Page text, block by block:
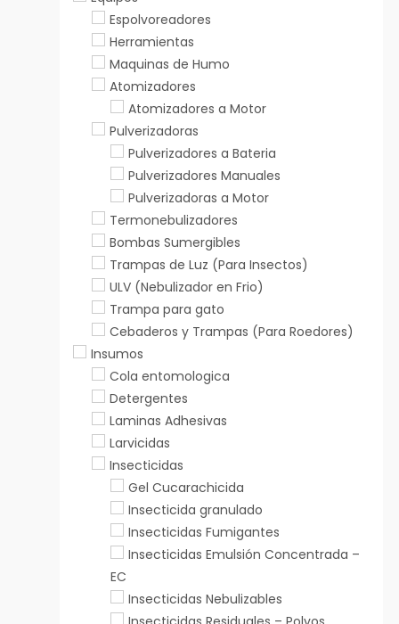
Espolvoreadores
Herramientas
Maquinas de Humo
Atomizadores
Atomizadores a Motor
Pulverizadoras
Pulverizadores a Bateria
Pulverizadores Manuales
Pulverizadoras a Motor
Termonebulizadores
Bombas Sumergibles
Trampas de Luz (Para Insectos)
ULV (Nebulizador en Frio)
Trampa para gato
Cebaderos y Trampas (Para Roedores)
Insumos
Cola entomologica
Detergentes
Laminas Adhesivas
Larvicidas
Insecticidas
Gel Cucarachicida
Insecticida granulado
Insecticidas Fumigantes
Insecticidas Emulsión Concentrada –
EC
Insecticidas Nebulizables